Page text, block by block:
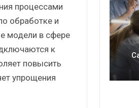
процессами
обработке и
модели в сфере
к
повысить
упрощения
Самый успешный сегмент
рынка ИБП